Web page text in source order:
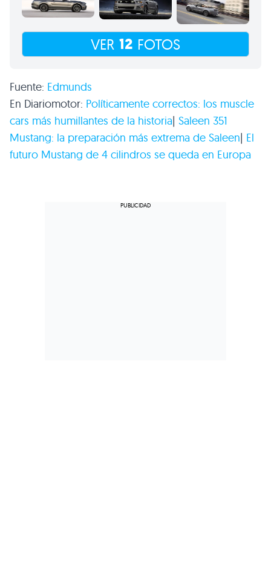
VER 12 FOTOS
Fuente: Edmunds
En Diariomotor: Políticamente correctos: los muscle
cars más humillantes de la historia| Saleen 351
Mustang: la preparación más extrema de Saleen| El
futuro Mustang de 4 cilindros se queda en Europa